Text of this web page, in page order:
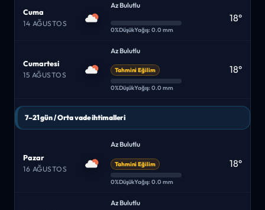
Cuma
14 AĞUSTOS
Az Bulutlu
0%DüşükYağış: 0.0 mm
18°
Cumartesi
15 AĞUSTOS
Az Bulutlu
Tahmini Eğilim
0%DüşükYağış: 0.0 mm
18°
7–21 gün / Orta vade ihtimalleri
Pazar
16 AĞUSTOS
Az Bulutlu
Tahmini Eğilim
0%DüşükYağış: 0.0 mm
18°
Az Bulutlu